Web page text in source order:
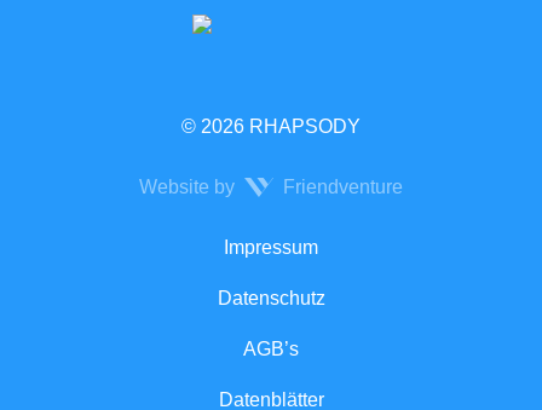
© 2026 RHAPSODY
Website by Friendventure
Impressum
Datenschutz
AGB’s
Datenblätter